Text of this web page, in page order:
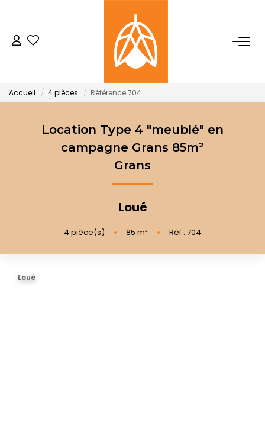
NOTRE AGENCE
Qui Sommes-Nous
Nos Actualités
ACHETER
LOUER
GESTION
Accueil 4 pièces Référence 704
Location Type 4 "meublé" en
campagne Grans 85m²
Grans
Loué
4 pièce(s) • 85 m² • Réf : 704
Loué